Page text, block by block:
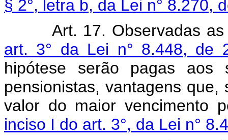
§ 2°, letra b, da Lei n° 8.270,
Art. 17. Observadas
art. 3° da Lei n° 8.448, de
hipótese serão pagas aos
pensionistas, vantagens
valor do maior vencimento
inciso I do art. 3°, da Lei n°